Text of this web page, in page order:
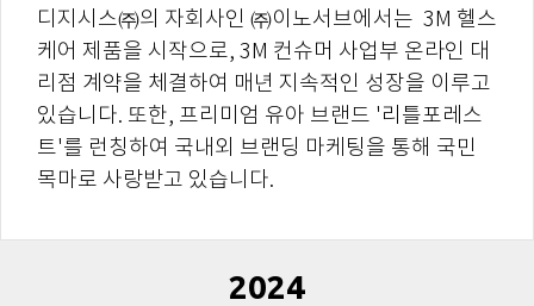
디지시스㈜의 자회사인 ㈜이노서브에서는 3M 헬스
케어 제품을 시작으로, 3M 컨슈머 사업부 온라인 대
리점 계약을 체결하여 매년 지속적인 성장을 이루고
있습니다. 또한, 프리미엄 유아 브랜드 '리틀포레스
트'를 런칭하여 국내외 브랜딩 마케팅을 통해 국민
목마로 사랑받고 있습니다.
2024